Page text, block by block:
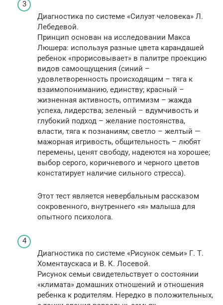
Диагностика по системе «Силуэт человека» Л.
Лебедевой.
Принцип основан на исследовании Макса
Люшера: используя разные цвета карандашей
ребенок «прорисовывает» в палитре проекцию
видов самоощущения (синий –
удовлетворенность происходящим – тяга к
взаимопониманию, единству; красный –
жизненная активность, оптимизм – жажда
успеха, лидерства; зеленый – вдумчивость и
глубокий подход – желание постоянства,
власти, тяга к познаниям; светло – желтый —
мажорная игривость, общительность – любят
перемены, ценят свободу, надеются на хорошее;
выбор серого, коричневого и черного цветов
констатирует наличие сильного стресса).
Этот тест является невербальным рассказом
сокровенного, внутреннего «я» малыша для
опытного психолога.
Диагностика по системе «Рисунок семьи» Г. Т.
Хоментаускаса и В. К. Лосевой.
Рисунок семьи свидетельствует о состоянии
«климата» домашних отношений и отношения
ребенка к родителям. Нередко в положительных,